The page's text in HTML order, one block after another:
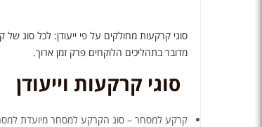
סוגי קרקעות מחולקים על פי ייעודן: לכל סוג של
מדובר בתהליכים הלוקחים פרק זמן ארוך.
סוגי קרקעות וייעודן
קרקע למסחר – סוג הקרקע למסחר מיועדת